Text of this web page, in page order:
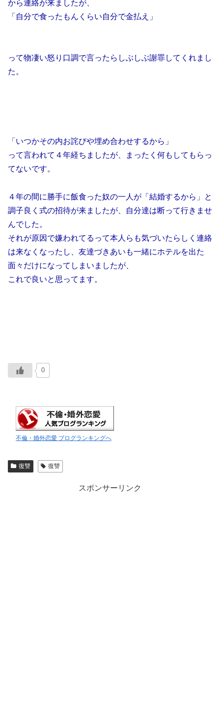
から連絡が来ましたが、
「自分で食ったもんくらい自分で金払え」
って物凄い怒り口調で言ったらしぶしぶ謝罪してくれまし
た。
「いつかその内お詫びや埋め合わせするから」
って言われて４年経ちましたが、まったく何もしてもらっ
てないです。
４年の間に勝手に飯食った奴の一人が「結婚するから」と
調子良く式の招待が来ましたが、自分達は断って行きませ
んでした。
それが原因で嫌われてるって本人らも気づいたらしく連絡
は来なくなったし、友達づきあいも一緒にホテルを出た
面々だけになってしまいましたが、
これで良いと思ってます。
0
不倫・婚外恋愛 ブログランキングへ
復讐 復讐
スポンサーリンク